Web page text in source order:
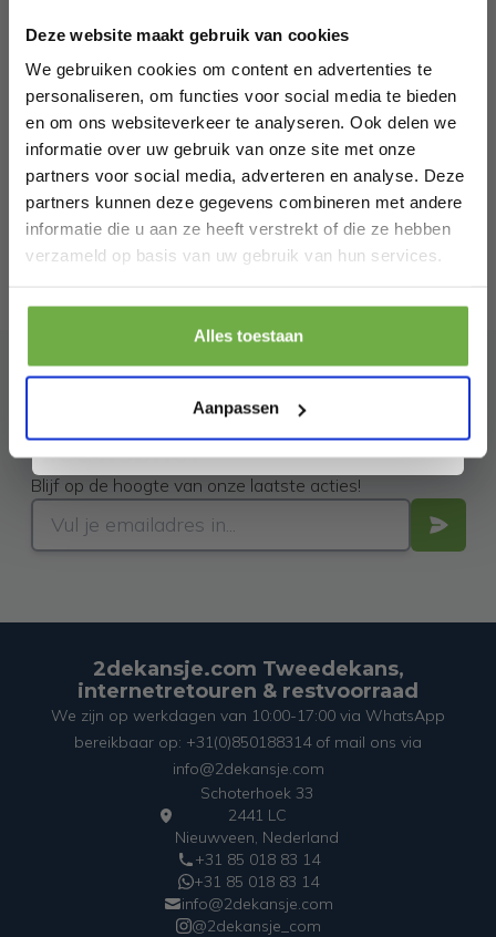
Deze website maakt gebruik van cookies
We gebruiken cookies om content en advertenties te
personaliseren, om functies voor social media te bieden
en om ons websiteverkeer te analyseren. Ook delen we
informatie over uw gebruik van onze site met onze
partners voor social media, adverteren en analyse. Deze
partners kunnen deze gegevens combineren met andere
informatie die u aan ze heeft verstrekt of die ze hebben
verzameld op basis van uw gebruik van hun services.
Alles toestaan
Aanpassen
Abonneer je op onze
nieuwsbrief
Blijf op de hoogte van onze laatste acties!
2dekansje.com Tweedekans,
internetretouren & restvoorraad
We zijn op werkdagen van 10:00-17:00 via WhatsApp
bereikbaar op: +31(0)850188314 of mail ons via
info@2dekansje.com
Schoterhoek 33
2441 LC
Nieuwveen, Nederland
+31 85 018 83 14
+31 85 018 83 14
info@2dekansje.com
@2dekansje_com
Bij 2dekansje.com profiteer je van
kortingen tot wel 70%.
Laat ons weten wanneer je jarig bent
Pak € 5,- korting
. Je kunt je op elk moment weer afmelden.